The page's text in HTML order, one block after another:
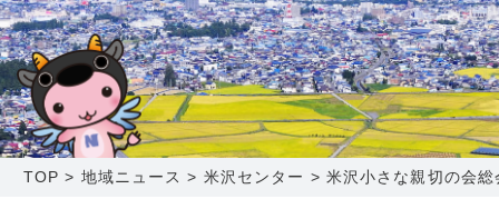
サポート
Q&A
センター情報
〒992-0044
山形県米沢市春日四丁目2-75
0238-24-2525
営業時間 9:00～18:00
〒960-8252
福島県福島市御山字一本松17-1-
1
0120-173-577
営業時間 9:15～18:00
TOP > 地域ニュース > 米沢センター > 米沢小さな親切の会総